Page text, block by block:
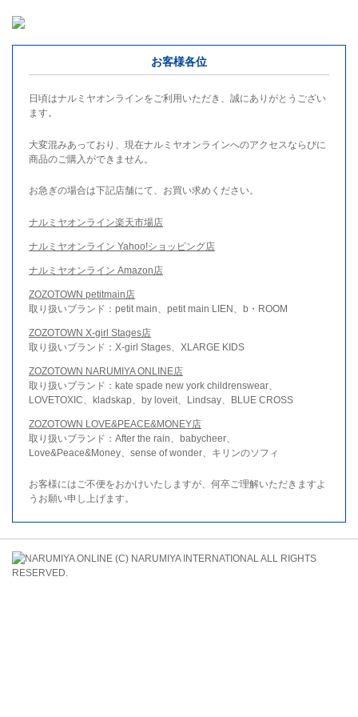
お客様各位
日頃はナルミヤオンラインをご利用いただき、誠にありがとうござい
ます。
大変混みあっており、現在ナルミヤオンラインへのアクセスならびに
商品のご購入ができません。
お急ぎの場合は下記店舗にて、お買い求めください。
ナルミヤオンライン楽天市場店
ナルミヤオンライン Yahoo!ショッピング店
ナルミヤオンライン Amazon店
ZOZOTOWN petitmain店
取り扱いブランド：petit main、petit main LIEN、b・ROOM
ZOZOTOWN X-girl Stages店
取り扱いブランド：X-girl Stages、XLARGE KIDS
ZOZOTOWN NARUMIYA ONLINE店
取り扱いブランド：kate spade new york childrenswear、
LOVETOXIC、kladskap、by loveit、Lindsay、BLUE CROSS
ZOZOTOWN LOVE&PEACE&MONEY店
取り扱いブランド：After the rain、babycheer、
Love&Peace&Money、sense of wonder、キリンのソフィ
お客様にはご不便をおかけいたしますが、何卒ご理解いただきますよ
うお願い申し上げます。